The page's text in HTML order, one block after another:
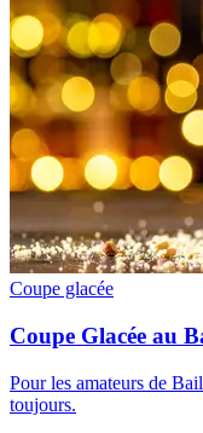
Coupe glacée
Coupe Glacée au
Pour les amateurs de
toujours.